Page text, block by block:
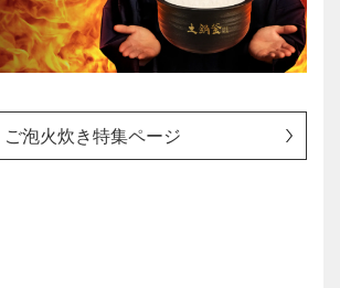
ご泡火炊き特集ページ